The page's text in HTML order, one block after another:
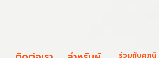
ร่วมกับศุภนิ